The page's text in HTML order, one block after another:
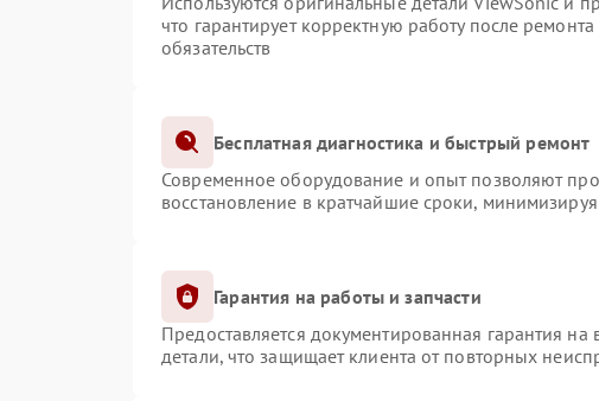
что гарантирует корректную работу после
обязательств
Бесплатная диагностика и быстрый ремонт
Современное оборудование и опыт позволяют
восстановление в кратчайшие сроки,
Гарантия на работы и запчасти
Предоставляется документированная гарантия
детали, что защищает клиента от повторных